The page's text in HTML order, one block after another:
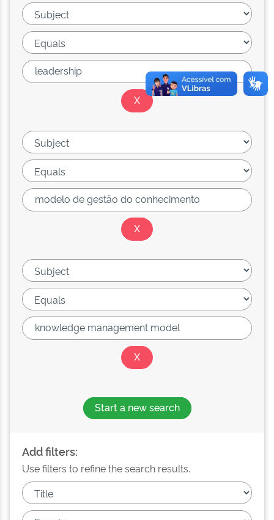
Start a new search
Add filters:
Use filters to refine the search results.